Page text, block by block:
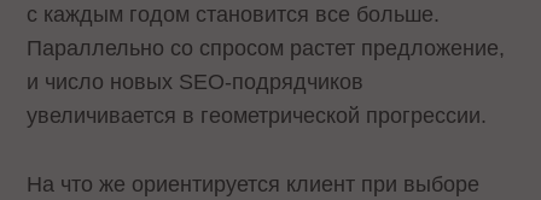
с каждым годом становится все больше.
Параллельно со спросом растет предложение,
и число новых SEO-подрядчиков
увеличивается в геометрической прогрессии.
На что же ориентируется клиент при выборе